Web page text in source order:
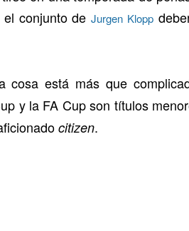
el conjunto deJurgen Klopp
está más que
y la FA Cup son títulos
citizen.